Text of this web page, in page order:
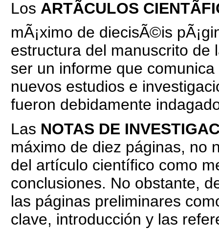
Los ARTÃCULOS
mÃ¡ximo de diecisÃ©is
estructura del manuscrito de
ser un informe que
nuevos estudios e
fueron debidamente
Las NOTAS DE
máximo de diez páginas, no
del artículo científico como
conclusiones. No obstante,
las páginas preliminares
clave, introducción y las